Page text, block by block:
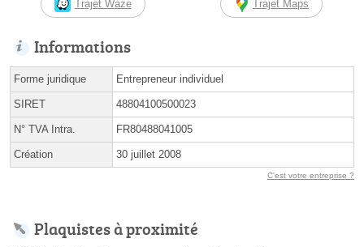
Trajet Waze Trajet Maps
Informations
Forme juridique Entrepreneur individuel
SIRET 48804100500023
N° TVA Intra. FR80488041005
Création 30 juillet 2008
C'est votre entreprise ?
Plaquistes à proximité